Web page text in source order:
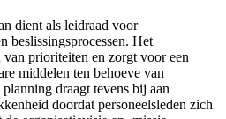
dient als leidraad voor
beslissingsprocessen. Het
prioriteiten en zorgt voor een
middelen ten behoeve van
draagt tevens bij aan
doordat personeelsleden zich